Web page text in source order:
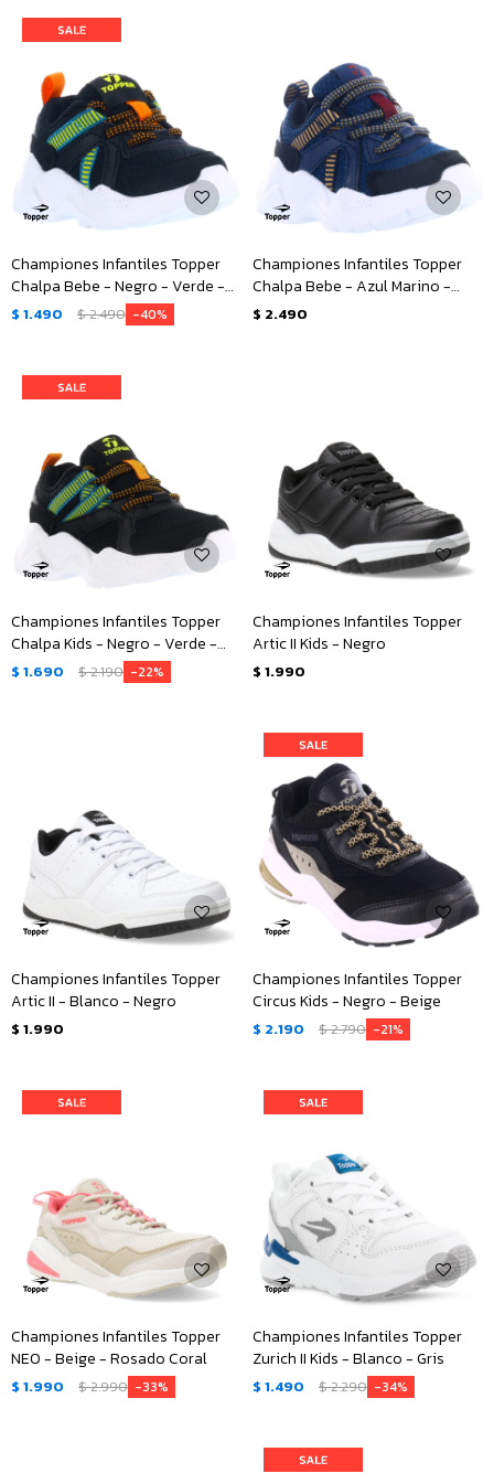
Championes Infantiles Topper
Chalpa Bebe - Negro - Verde -
Anaranjado
$ 1.490 $2.490 40
Championes Infantiles Topper
Chalpa Bebe - Azul Marino -
Negro - Beige
$ 2.490
Championes Infantiles Topper
Chalpa Kids - Negro - Verde -
Anaranjado
$ 1.690 $2.190 22
Championes Infantiles Topper
Artic II Kids - Negro
$ 1.990
Championes Infantiles Topper
Artic II - Blanco - Negro
$ 1.990
Championes Infantiles Topper
Circus Kids - Negro - Beige
$ 2.190 $2.790 21
Championes Infantiles Topper
NEO - Beige - Rosado Coral
$ 1.990 $2.990 33
Championes Infantiles Topper
Zurich II Kids - Blanco - Gris
$ 1.490 $2.290 34